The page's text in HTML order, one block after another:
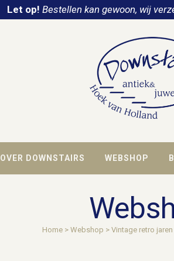
Let op! Bestellen kan gewoon, wij
OVER DOWNSTAIRS WEBSHOP
Home > Webshop > Vintage retro